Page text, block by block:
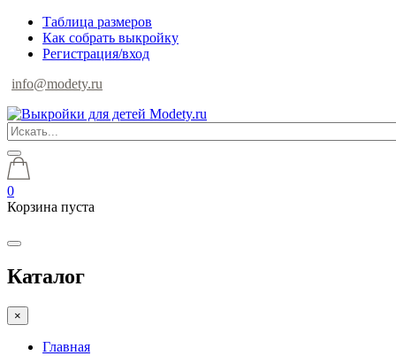
Таблица размеров
Как собрать выкройку
Регистрация/вход
info@modety.ru
0
Корзина пуста
Каталог
×
Главная